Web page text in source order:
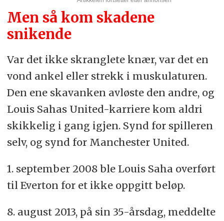
Men så kom skadene
snikende
Var det ikke skranglete knær, var det en
vond ankel eller strekk i muskulaturen.
Den ene skavanken avløste den andre, og
Louis Sahas United-karriere kom aldri
skikkelig i gang igjen. Synd for spilleren
selv, og synd for Manchester United.
1. september 2008 ble Louis Saha overført
til Everton for et ikke oppgitt beløp.
8. august 2013, på sin 35-årsdag, meddelte